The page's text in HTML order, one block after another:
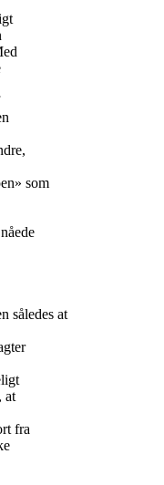
som
således at
at
fra